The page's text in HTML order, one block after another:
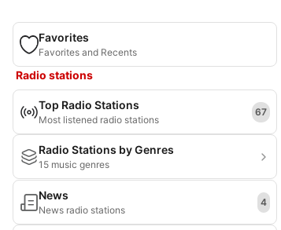
Favorites
Favorites and Recents
Radio stations
Top Radio Stations
Most listened radio stations
67
Radio Stations by Genres
15 music genres
News
News radio stations
4